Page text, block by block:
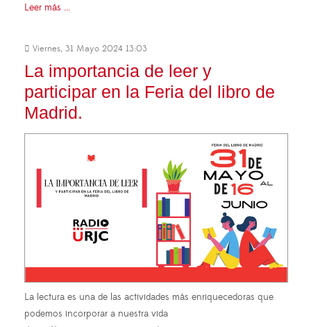
Leer más ...
Viernes, 31 Mayo 2024 13:03
La importancia de leer y
participar en la Feria del libro de
Madrid.
La lectura es una de las actividades más enriquecedoras que
podemos incorporar a nuestra vida